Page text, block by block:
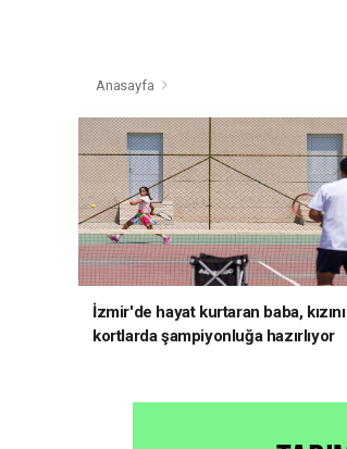
Anasayfa
İzmir'de hayat kurtaran baba, kızını
kortlarda şampiyonluğa hazırlıyor